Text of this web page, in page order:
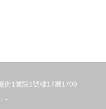
街1號院1號樓17層1709
-